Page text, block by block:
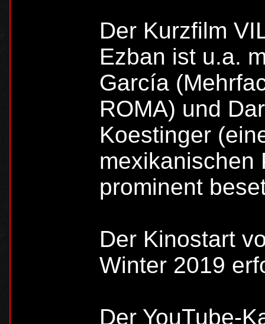
Der Kurzfilm
Ezban ist u.a.
García
ROMA) und
Koestinger
mexikanischen
prominent
Der Kinostart
Winter 2019
Der YouTube-